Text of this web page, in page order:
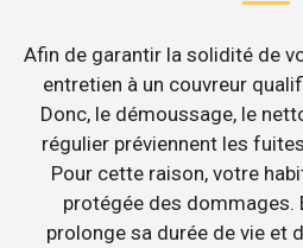
Afin de garantir la solidité de
entretien à un couvreur
Donc, le démoussage, le
régulier préviennent les
Pour cette raison, votre
protégée des dommages.
prolonge sa durée de vie et